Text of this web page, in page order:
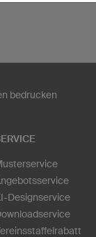
bedrucken
Designservice